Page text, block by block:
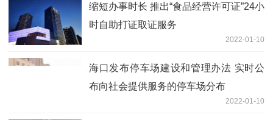
缩短办事时长 推出“食品经营许可证”24小
时自助打证取证服务
2022-01-10
海口发布停车场建设和管理办法 实时公
布向社会提供服务的停车场分布
2022-01-10